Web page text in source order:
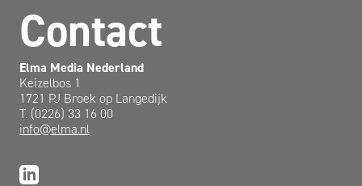
Contact
Elma Media Nederland
Keizelbos 1
1721 PJ Broek op Langedijk
T. (0226) 33 16 00
info@elma.nl